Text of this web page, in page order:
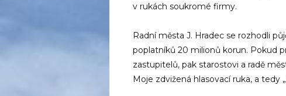
v rukách soukromé firmy.
Radní města J. Hradec se rozhodli
poplatníků 20 milionů korun. Pokud
zastupitelů, pak starostovi a radě
Moje zdvižená hlasovací ruka, a tedy